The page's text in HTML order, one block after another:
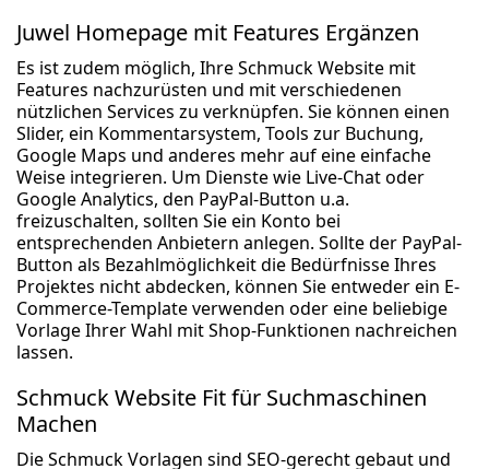
Juwel Homepage mit Features Ergänzen
Es ist zudem möglich, Ihre Schmuck Website mit
Features nachzurüsten und mit verschiedenen
nützlichen Services zu verknüpfen. Sie können einen
Slider, ein Kommentarsystem, Tools zur Buchung,
Google Maps und anderes mehr auf eine einfache
Weise integrieren. Um Dienste wie Live-Chat oder
Google Analytics, den PayPal-Button u.a.
freizuschalten, sollten Sie ein Konto bei
entsprechenden Anbietern anlegen. Sollte der PayPal-
Button als Bezahlmöglichkeit die Bedürfnisse Ihres
Projektes nicht abdecken, können Sie entweder ein E-
Commerce-Template verwenden oder eine beliebige
Vorlage Ihrer Wahl mit Shop-Funktionen nachreichen
lassen.
Schmuck Website Fit für Suchmaschinen
Machen
Die Schmuck Vorlagen sind SEO-gerecht gebaut und